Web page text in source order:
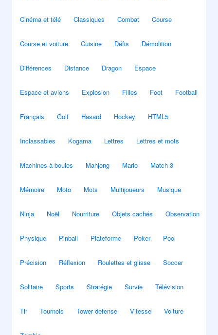
Cinéma et télé Classiques Combat Course
Course et voiture Cuisine Défis Démolition
Différences Distance Dragon Espace
Espace et avions Explosion Filles Foot Football
Français Golf Hasard Hockey HTML5
Inclassables Kogama Lettres Lettres et mots
Machines à boules Mahjong Mario Match 3
Mémoire Moto Mots Multijoueurs Musique
Ninja Noël Nourriture Objets cachés Observation
Physique Pinball Plateforme Poker Pool
Précision Réflexion Roulettes et glisse Soccer
Solitaire Sports Stratégie Survie Télévision
Tir Tournois Tower defense Vitesse Voiture